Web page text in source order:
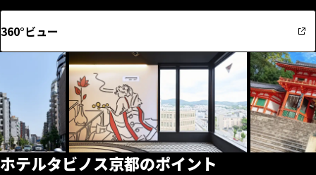
360°ビュー
ホテルタビノス京都のポイント